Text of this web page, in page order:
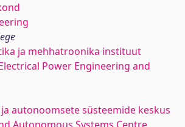
ja mehhatroonika instituut
Power Engineering and
autonoomsete süsteemide keskus